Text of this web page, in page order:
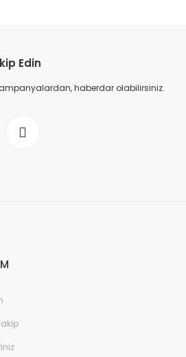
Edin
haberdar olabilirsiniz.